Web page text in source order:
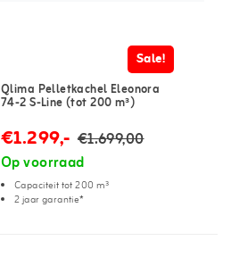
Sale!
Qlima Pelletkachel Eleonora
74-2 S-Line (tot 200 m³)
€1.299,- €1.699,00
Op voorraad
Capaciteit tot 200 m³
2 jaar garantie*